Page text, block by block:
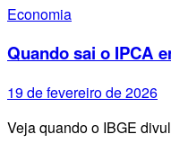
Economia
Quando sai o IPCA
19 de fevereiro de 2026
Veja quando o IBGE